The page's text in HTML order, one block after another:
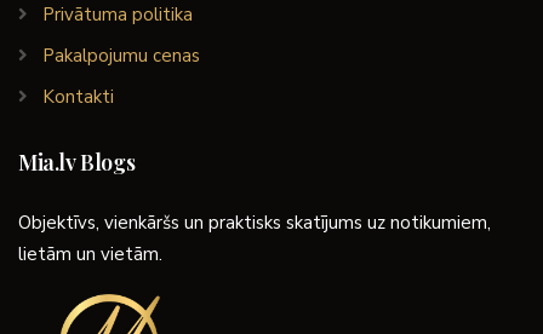
Privātuma politika
Pakalpojumu cenas
Kontakti
Mia.lv Blogs
Objektīvs, vienkāršs un praktisks skatījums uz notikumiem,
lietām un vietām.